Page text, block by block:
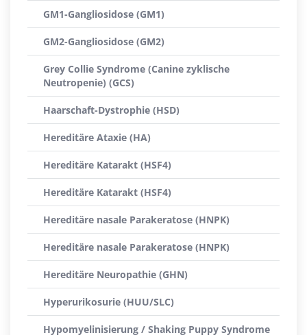
GM1-Gangliosidose (GM1)
GM2-Gangliosidose (GM2)
Grey Collie Syndrome (Canine zyklische
Neutropenie) (GCS)
Haarschaft-Dystrophie (HSD)
Hereditäre Ataxie (HA)
Hereditäre Katarakt (HSF4)
Hereditäre Katarakt (HSF4)
Hereditäre nasale Parakeratose (HNPK)
Hereditäre nasale Parakeratose (HNPK)
Hereditäre Neuropathie (GHN)
Hyperurikosurie (HUU/SLC)
Hypomyelinisierung / Shaking Puppy Syndrome